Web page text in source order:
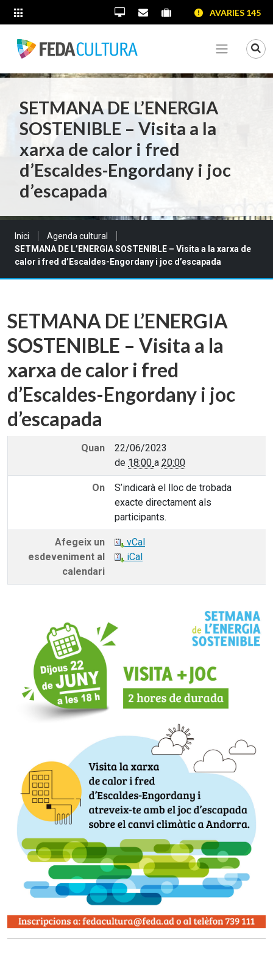
SALTAR A LA INFORMACIÓ DE CONTACTE
ALTRES LLOCS WEB
Oficina Virtual
Contacta'nsPortal proveïdors
Portal de
AVARIES 145
Veure
SETMANA DE L’ENERGIA
SOSTENIBLE – Visita a la
xarxa de calor i fred
d’Escaldes-Engordany i joc
d’escapada
Sou a:
Inici
Agenda cultural
SETMANA DE L’ENERGIA SOSTENIBLE – Visita a la xarxa de
calor i fred d’Escaldes-Engordany i joc d’escapada
SETMANA DE L’ENERGIA
SOSTENIBLE – Visita a la
xarxa de calor i fred
d’Escaldes-Engordany i joc
d’escapada
Quan
22/06/2023
de 18:00 a 20:00
On
S’indicarà el lloc de trobada
exacte directament als
participants.
Afegeix un
esdeveniment al
calendari
vCal
iCal